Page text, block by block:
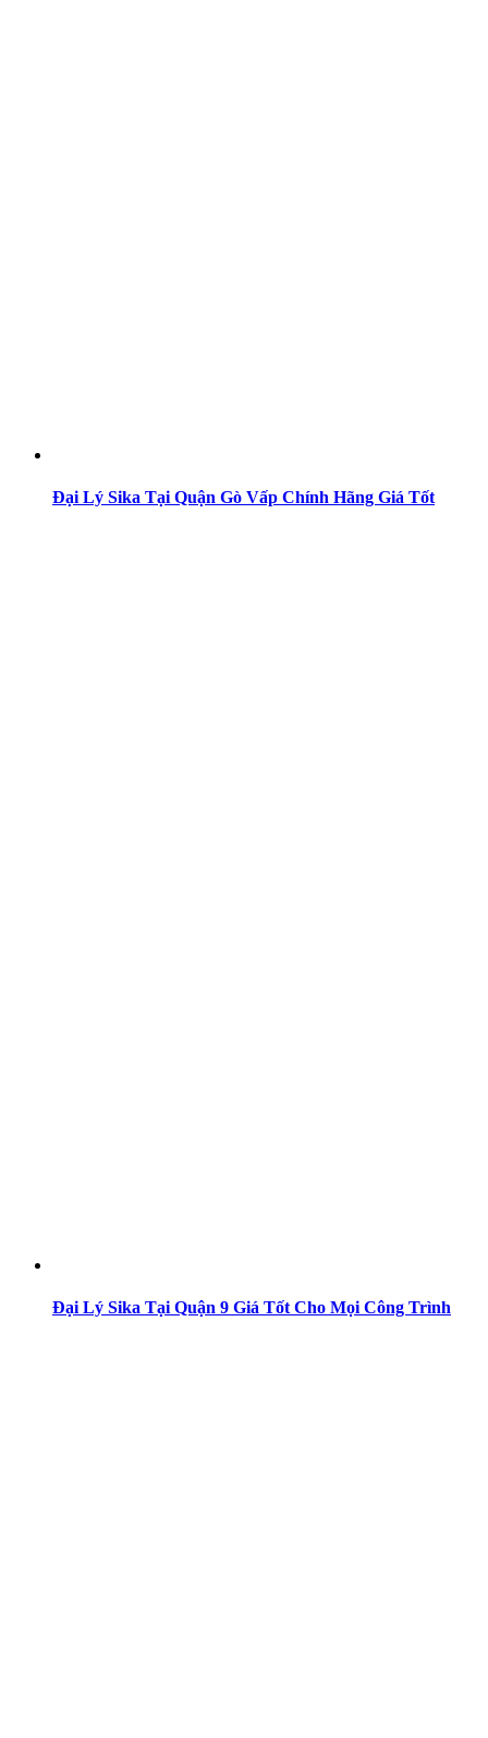
Đại Lý Sika Tại Quận Gò Vấp Chính Hãng Giá Tốt
Đại Lý Sika Tại Quận 9 Giá Tốt Cho Mọi Công Trình